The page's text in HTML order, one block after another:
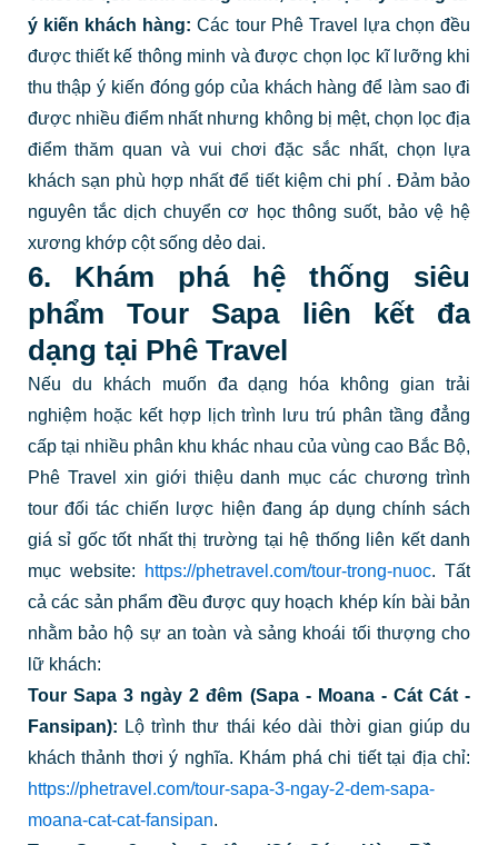
ý kiến khách hàng: Các tour Phê Travel lựa chọn đều
được thiết kế thông minh và được chọn lọc kĩ lưỡng khi
thu thập ý kiến đóng góp của khách hàng để làm sao đi
được nhiều điểm nhất nhưng không bị mệt, chọn lọc địa
điểm thăm quan và vui chơi đặc sắc nhất, chọn lựa
khách sạn phù hợp nhất để tiết kiệm chi phí . Đảm bảo
nguyên tắc dịch chuyển cơ học thông suốt, bảo vệ hệ
xương khớp cột sống dẻo dai.
6. Khám phá hệ thống siêu
phẩm Tour Sapa liên kết đa
dạng tại Phê Travel
Nếu du khách muốn đa dạng hóa không gian trải
nghiệm hoặc kết hợp lịch trình lưu trú phân tầng đẳng
cấp tại nhiều phân khu khác nhau của vùng cao Bắc Bộ,
Phê Travel xin giới thiệu danh mục các chương trình
tour đối tác chiến lược hiện đang áp dụng chính sách
giá sỉ gốc tốt nhất thị trường tại hệ thống liên kết danh
mục website:
https://phetravel.com/tour-trong-nuoc. Tất
cả các sản phẩm đều được quy hoạch khép kín bài bản
nhằm bảo hộ sự an toàn và sảng khoái tối thượng cho
lữ khách:
Tour Sapa 3 ngày 2 đêm (Sapa - Moana - Cát Cát -
Fansipan): Lộ trình thư thái kéo dài thời gian giúp du
khách thảnh thơi ý nghĩa. Khám phá chi tiết tại địa chỉ:
https://phetravel.com/tour-sapa-3-ngay-2-dem-sapa-
moana-cat-cat-fansipan.